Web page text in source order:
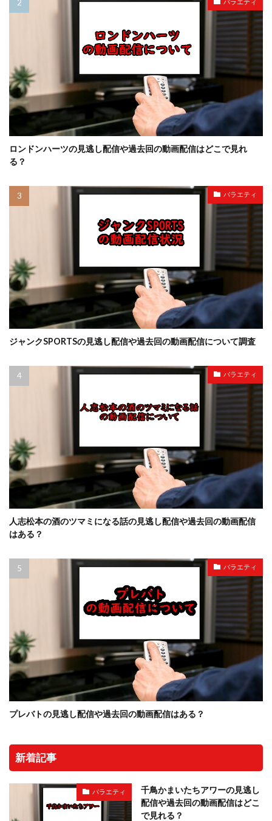
ロンドンハーツの見逃し配信や過去回の動画配信はどこで見れ
る？
バラエティ
ジャンクSPORTSの見逃し配信や過去回の動画配信について調査
バラエティ
人志松本の酒のツマミになる話の見逃し配信や過去回の動画配信
はある？
バラエティ
プレバトの見逃し配信や過去回の動画配信はある？
新着記事
バラエティ
千鳥かまいたちアワーの見逃し
配信や過去回の動画配信はどこ
で見れる？